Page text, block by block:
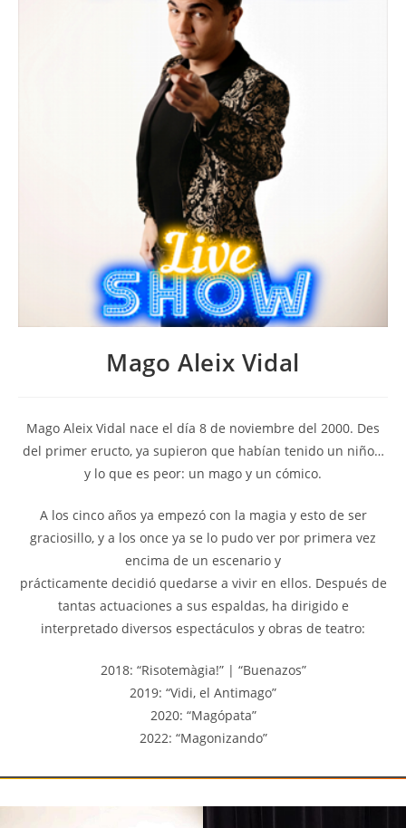
Mago Aleix Vidal
Mago Aleix Vidal nace el día 8 de noviembre del 2000. Des
del primer eructo, ya supieron que habían tenido un niño…
y lo que es peor: un mago y un cómico.
A los cinco años ya empezó con la magia y esto de ser
graciosillo, y a los once ya se lo pudo ver por primera vez
encima de un escenario y
prácticamente decidió quedarse a vivir en ellos. Después de
tantas actuaciones a sus espaldas, ha dirigido e
interpretado diversos espectáculos y obras de teatro:
2018: “Risotemàgia!” | “Buenazos”
2019: “Vidi, el Antimago”
2020: “Magópata”
2022: “Magonizando”